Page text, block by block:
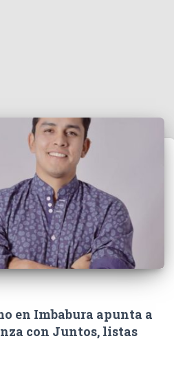
en Imbabura apunta a
con Juntos, listas